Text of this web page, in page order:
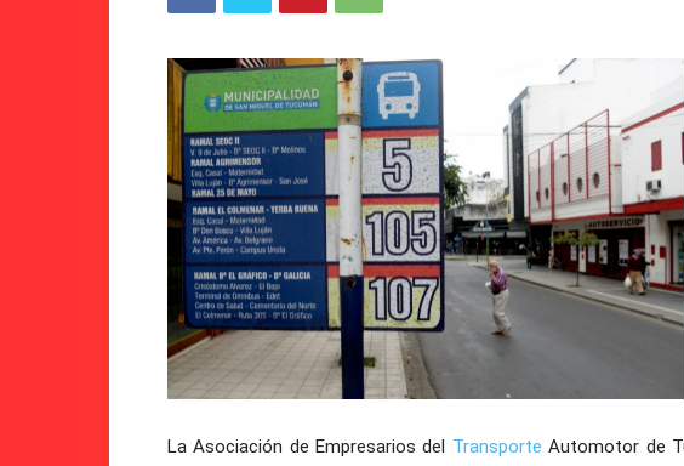
Tucumán
La Asociación de Empresarios del TransporteAutomotor de